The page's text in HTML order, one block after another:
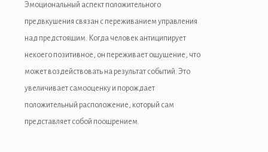
Эмоциональный аспект положительного
предвкушения связан с переживанием управления
над предстоящим. Когда человек антиципирует
некоего позитивное, он переживает ощущение, что
может воздействовать на результат событий. Это
увеличивает самооценку и порождает
положительный расположение, который сам
представляет собой поощрением.